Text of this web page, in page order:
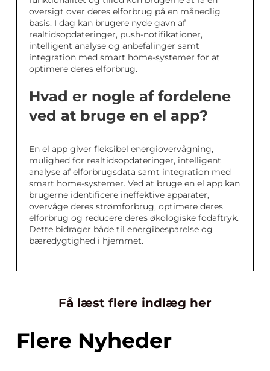
oversigt over deres elforbrug på en månedlig
basis. I dag kan brugere nyde gavn af
realtidsopdateringer, push-notifikationer,
intelligent analyse og anbefalinger samt
integration med smart home-systemer for at
optimere deres elforbrug.
Hvad er nogle af fordelene
ved at bruge en el app?
En el app giver fleksibel energiovervågning,
mulighed for realtidsopdateringer, intelligent
analyse af elforbrugsdata samt integration med
smart home-systemer. Ved at bruge en el app kan
brugerne identificere ineffektive apparater,
overvåge deres strømforbrug, optimere deres
elforbrug og reducere deres økologiske fodaftryk.
Dette bidrager både til energibesparelse og
bæredygtighed i hjemmet.
Få læst flere indlæg her
Flere Nyheder